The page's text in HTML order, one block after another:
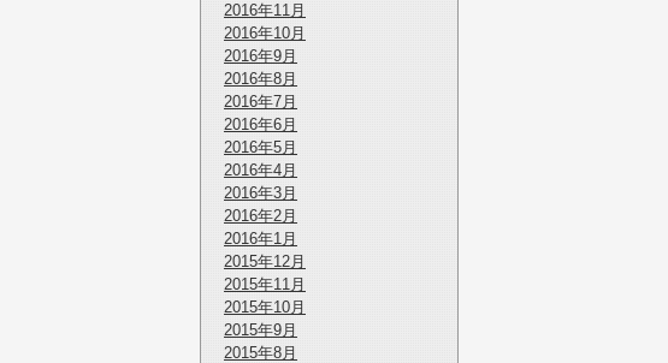
2016年11月
2016年10月
2016年9月
2016年8月
2016年7月
2016年6月
2016年5月
2016年4月
2016年3月
2016年2月
2016年1月
2015年12月
2015年11月
2015年10月
2015年9月
2015年8月